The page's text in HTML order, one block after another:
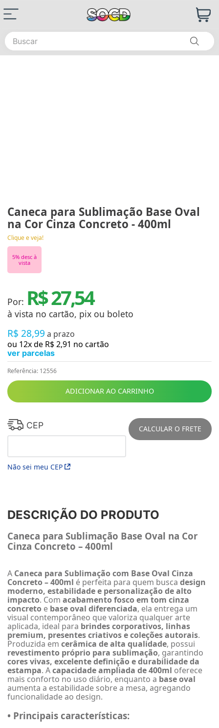
Buscar
Caneca para Sublimação Base Oval
na Cor Cinza Concreto - 400ml
Clique e veja!
5% desc à
vista
Por: R$ 27,54
à vista no cartão, pix ou boleto
R$ 28,99 a prazo
ou 12x de R$2,91 no cartão
ver parcelas
Referência: 12556
ADICIONAR AO CARRINHO
CEP
Não sei meu CEP
CALCULAR O FRETE
DESCRIÇÃO DO PRODUTO
Caneca para Sublimação Base Oval na Cor
Cinza Concreto – 400ml
A Caneca para Sublimação com Base Oval Cinza
Concreto – 400ml é perfeita para quem busca design
moderno, estabilidade e personalização de alto
impacto. Com acabamento fosco em tom cinza
concreto e base oval diferenciada, ela entrega um
visual contemporâneo que valoriza qualquer arte
aplicada, ideal para brindes corporativos, linhas
premium, presentes criativos e coleções autorais.
Produzida em cerâmica de alta qualidade, possui
revestimento próprio para sublimação, garantindo
cores vivas, excelente definição e durabilidade da
estampa. Acapacidade ampliada de 400ml oferece
mais conforto no uso diário, enquanto a base oval
aumenta a estabilidade sobre a mesa, agregando
funcionalidade ao design.
• Principais características: